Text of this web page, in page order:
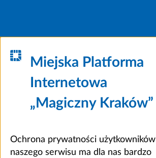
Miejska Platforma
Internetowa
„Magiczny Kraków”
Ochrona prywatności użytkowników
naszego serwisu ma dla nas bardzo